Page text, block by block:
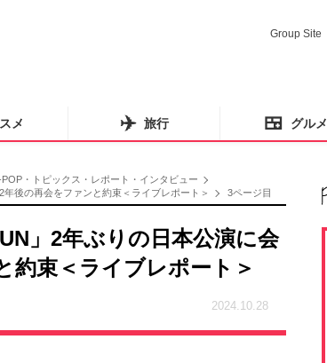
Group Site
メ ✈️ 旅行 🍱 グルメ
・トピックス・レポート・インタビュー
後の再会をファンと約束＜ライブレポート＞
3ページ目
」2年ぶりの日本公演に会
約束＜ライブレポート＞
2024.10.28